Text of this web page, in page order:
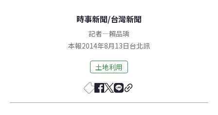
時事新聞/台灣新聞
記者—賴品瑀
本報2014年8月13日台北訊
土地利用